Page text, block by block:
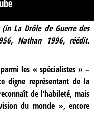
(in La Drôle de Guerre des
Nathan 1996, réédit.
les « spécialistes » –
digne représentant de la
de l’habileté, mais
du monde », encore